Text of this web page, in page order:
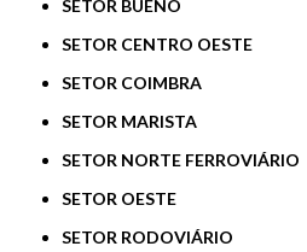
SETOR BUENO
SETOR CENTRO OESTE
SETOR COIMBRA
SETOR MARISTA
SETOR NORTE FERROVIÁRIO
SETOR OESTE
SETOR RODOVIÁRIO